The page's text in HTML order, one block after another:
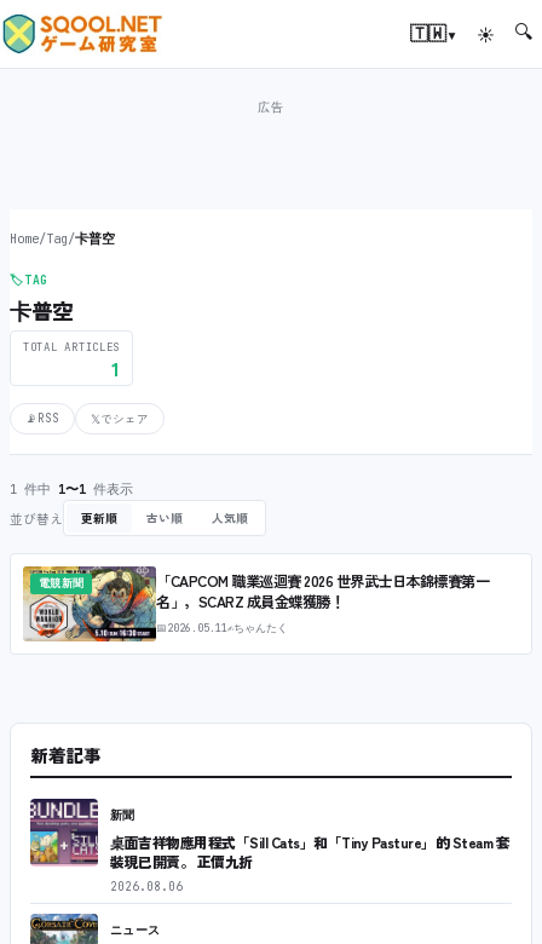
🇹🇼▾ ☀ 🔍
Home/Tag/卡普空
🏷️TAG
卡普空
TOTAL ARTICLES
1
📡 RSS 𝕏でシェア
1 件中 1〜1 件表示
並び替え 更新順 古い順 人気順
電競新聞
「CAPCOM 職業巡迴賽 2026 世界武士日本錦標賽第一
名」，SCARZ 成員金蝶獲勝！
📅2026.05.11✍ちゃんたく
新着記事
新聞
桌面吉祥物應用程式「Sill Cats」和「Tiny Pasture」的 Steam 套
裝現已開賣。 正價九折
2026.08.06
ニュース